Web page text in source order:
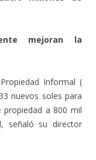
mejoran la
Informal (
nuevos soles para
a 800 mil
señaló su director